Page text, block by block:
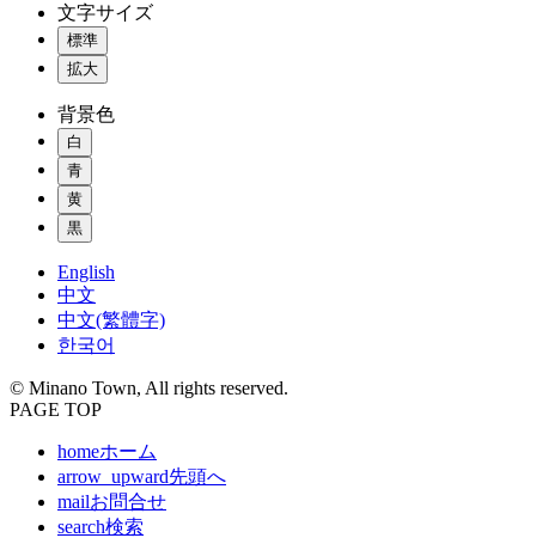
文字サイズ
標準
拡大
背景色
白
青
黄
黒
English
中文
中文(繁體字)
한국어
© Minano Town, All rights reserved.
PAGE TOP
homeホーム
arrow_upward先頭へ
mailお問合せ
search検索